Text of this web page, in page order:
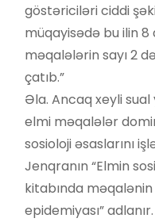
göstəriciləri ciddi
müqayisədə bu ilin 8
məqalələrin sayı 2
çatıb.”
Əla. Ancaq xeyli sual
elmi məqalələr
sosioloji əsaslarını
Jenqranın “Elmin
kitabında məqalənin
epidemiyası”